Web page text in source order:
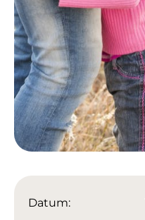
Datum: